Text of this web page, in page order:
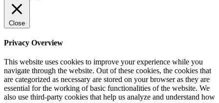
Close
Privacy Overview
This website uses cookies to improve your experience while you
navigate through the website. Out of these cookies, the cookies that
are categorized as necessary are stored on your browser as they are
essential for the working of basic functionalities of the website. We
also use third-party cookies that help us analyze and understand how